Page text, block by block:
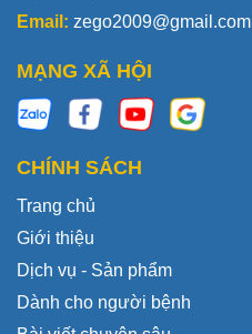
Email: zego2009@gmail.com
MẠNG XÃ HỘI
CHÍNH SÁCH
Trang chủ
Giới thiệu
Dịch vụ - Sản phẩm
Dành cho người bệnh